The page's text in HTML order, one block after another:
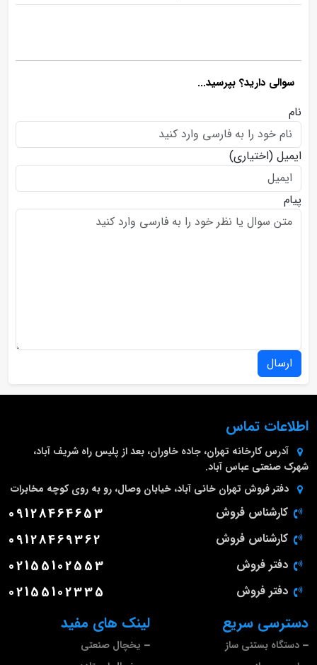
سوالی دارید؟ بپرسید...
نام
ایمیل (اختیاری)
پیام
ارسال
لینک های مفید
یخچال صنعتی
دسترسی سریع
دستگاه بستنی ساز
اطلاعات تماس
آدرس کارخانه تهران، جاده خاوران، بعد از پلیس راه شریف آباد،
شهرک صنعتی عباس آباد.
دفتر فروش تهران خانی آباد، خیابان وصال، رو به روی کوچه مخابرات
کارشناس فروش 09128464653
کارشناس فروش 09128469362
دفتر فروش 02155102553
دفتر فروش 02155102335